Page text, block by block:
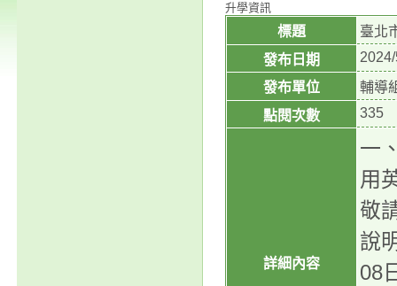
升學資訊
標題
臺北
發布日期
發布單位
輔導
點閱次數
335
詳細內容
一
用
敬
說
08